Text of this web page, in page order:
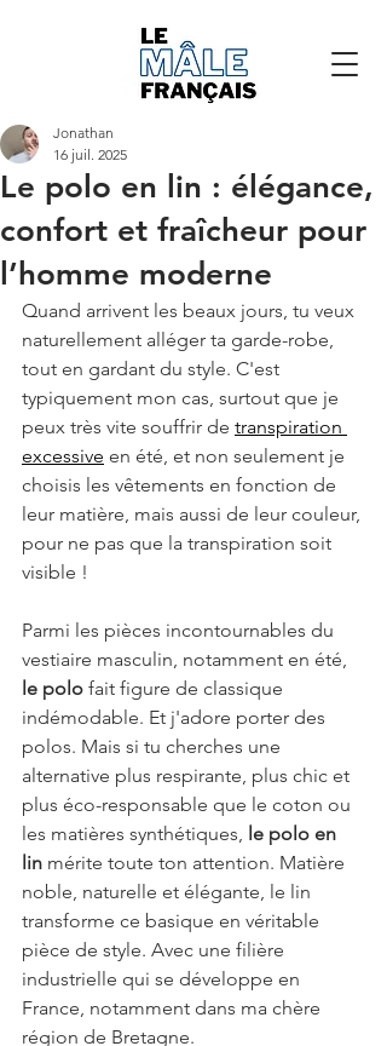
Le polo en lin : élégance,
confort et fraîcheur pour
l’homme moderne
Jonathan
16 juil. 2025
Quand arrivent les beaux jours, tu veux
naturellement alléger ta garde-robe,
tout en gardant du style. C'est
typiquement mon cas, surtout que je
peux très vite souffrir de transpiration
excessive en été, et non seulement je
choisis les vêtements en fonction de
leur matière, mais aussi de leur couleur,
pour ne pas que la transpiration soit
visible !
Parmi les pièces incontournables du
vestiaire masculin, notamment en été,
le polo fait figure de classique
indémodable. Et j'adore porter des
polos. Mais si tu cherches une
alternative plus respirante, plus chic et
plus éco-responsable que le coton ou
les matières synthétiques, le polo en
lin mérite toute ton attention. Matière
noble, naturelle et élégante, le lin
transforme ce basique en véritable
pièce de style. Avec une filière
industrielle qui se développe en
France, notamment dans ma chère
région de Bretagne.